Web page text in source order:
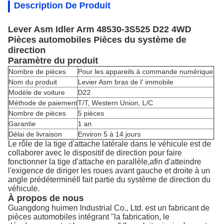
Description De Produit
Lever Asm Idler Arm 48530-3S525 D22 4WD
Pièces automobiles Pièces du système de
direction
Paramètre du produit
Nombre de pièces
Pour les appareils à commande numérique
Nom du produit
Levier Asm bras de l' immobile
Modèle de voiture
D22
Méthode de paiementT/T, Western Union, L/C
Nombre de pièces
5 pièces
Garantie
1 an
Délai de livraison
Environ 5 à 14 jours
Le rôle de la tige d'attache latérale dans le véhicule est de
collaborer avec le dispositif de direction pour faire
fonctionner la tige d'attache en parallèle,afin d'atteindre
l'exigence de diriger les roues avant gauche et droite à un
angle prédéterminéIl fait partie du système de direction du
véhicule.
À propos de nous
Guangdong huimen Industrial Co., Ltd. est un fabricant de
pièces automobiles intégrant "la fabrication, le